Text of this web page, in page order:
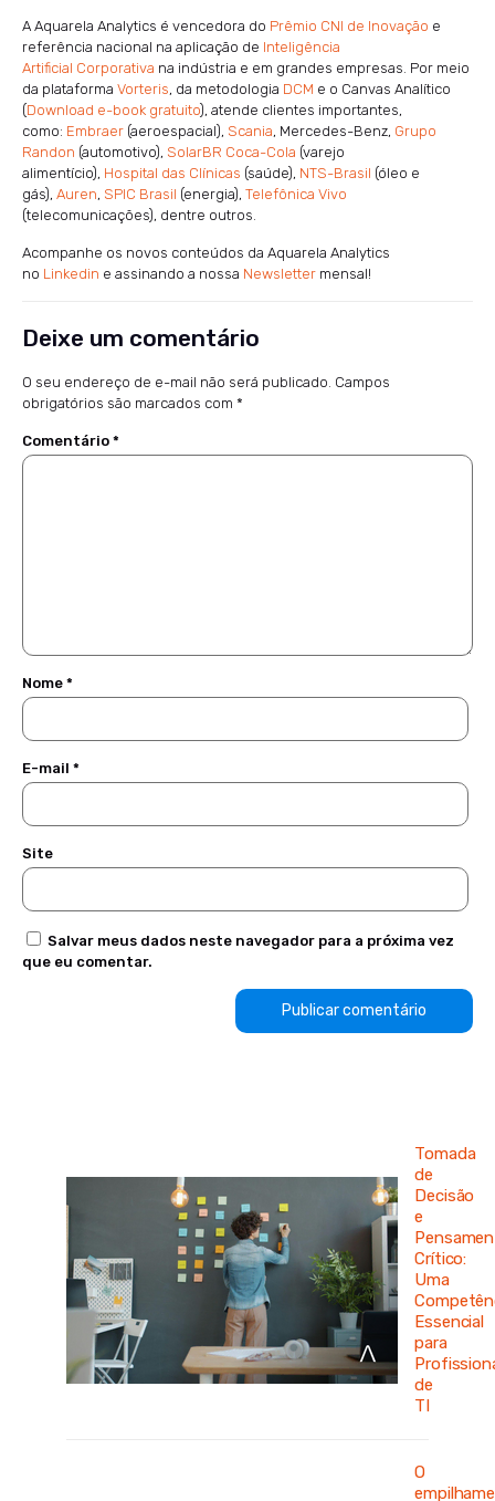
A Aquarela Analytics é vencedora do Prêmio CNI de Inovação e
referência nacional na aplicação de Inteligência
Artificial Corporativa na indústria e em grandes empresas. Por meio
da plataforma Vorteris, da metodologia DCM e o Canvas Analítico
(Download e-book gratuito), atende clientes importantes,
como: Embraer (aeroespacial), Scania, Mercedes-Benz, Grupo
Randon (automotivo), SolarBR Coca-Cola (varejo
alimentício), Hospital das Clínicas (saúde), NTS-Brasil (óleo e
gás), Auren, SPIC Brasil (energia), Telefônica Vivo
(telecomunicações), dentre outros.
Acompanhe os novos conteúdos da Aquarela Analytics
no Linkedin e assinando a nossa Newsletter mensal!
Deixe um comentário
O seu endereço de e-mail não será publicado. Campos
obrigatórios são marcados com *
Comentário *
Nome *
E-mail *
Site
Salvar meus dados neste navegador para a próxima vez
que eu comentar.
Tomada
de
Decisão
e
Crítico:
Uma
Essencial
para
de
TI
O